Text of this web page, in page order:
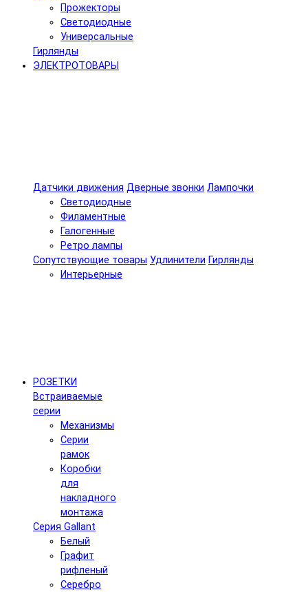
Прожекторы
Светодиодные
Универсальные
Гирлянды
ЭЛЕКТРОТОВАРЫ
Датчики движения Дверные звонки Лампочки
Светодиодные
Филаментные
Галогенные
Ретро лампы
Сопутствующие товары Удлинители Гирлянды
Интерьерные
РОЗЕТКИ
Встраиваемые
серии
Механизмы
Серии
рамок
Коробки
для
накладного
монтажа
Серия Gallant
Белый
Графит
рифленый
Серебро